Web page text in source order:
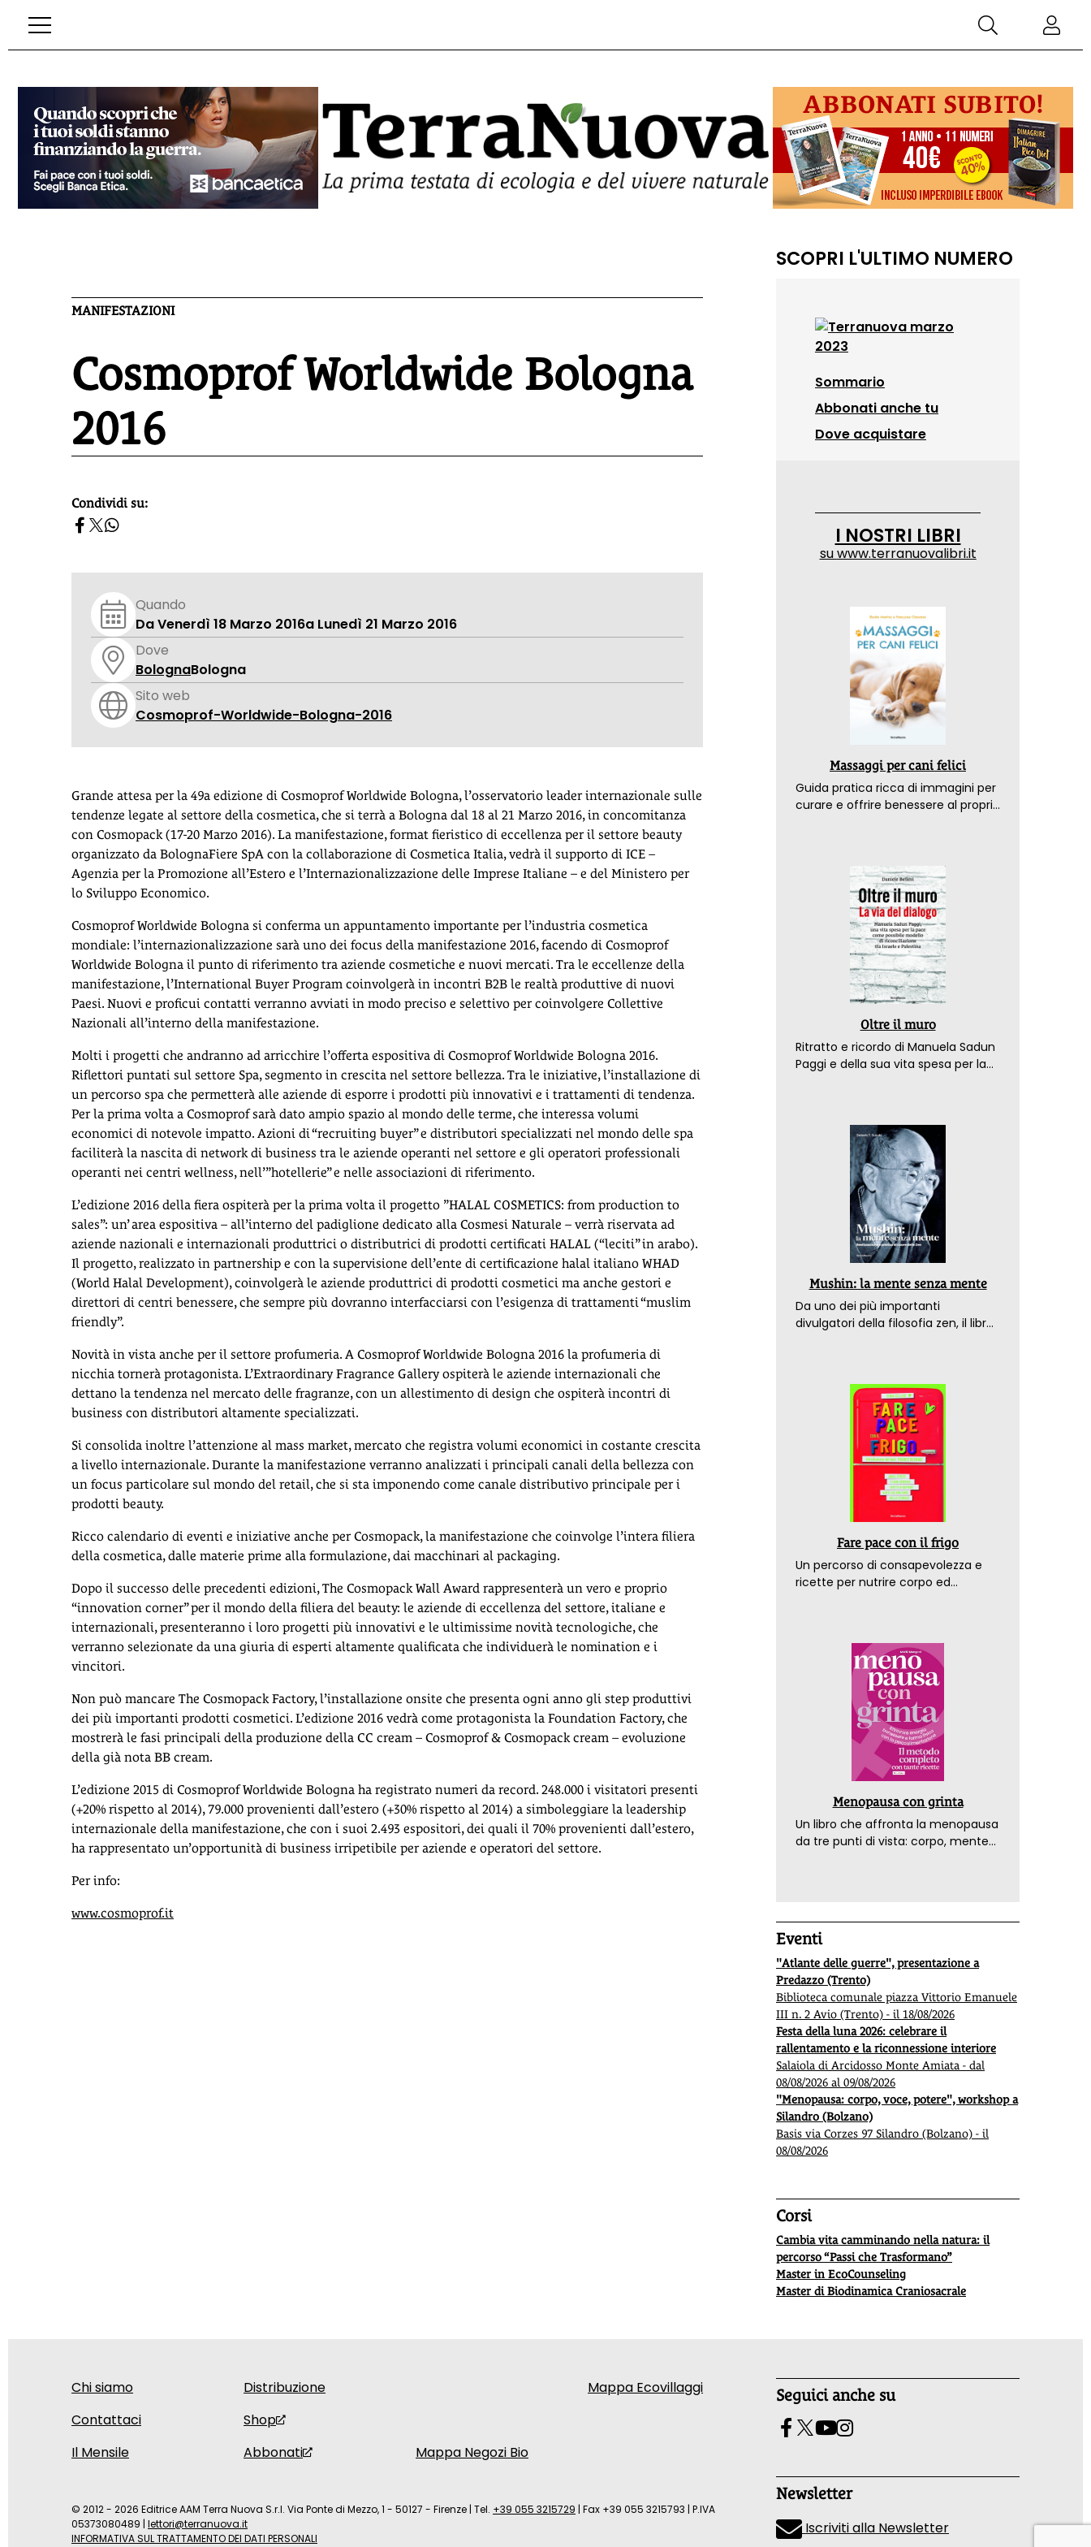
MANIFESTAZIONI
Cosmoprof Worldwide Bologna
2016
homepage h2
Condividi su:
Quando
Da Venerdì 18 Marzo 2016a Lunedì 21 Marzo 2016
Dove
BolognaBologna
Sito web
Cosmoprof-Worldwide-Bologna-2016
Grande attesa per la 49a edizione di Cosmoprof Worldwide Bologna, l’osservatorio leader internazionale sulle
tendenze legate al settore della cosmetica, che si terrà a Bologna dal 18 al 21 Marzo 2016, in concomitanza
con Cosmopack (17-20 Marzo 2016). La manifestazione, format fieristico di eccellenza per il settore beauty
organizzato da BolognaFiere SpA con la collaborazione di Cosmetica Italia, vedrà il supporto di ICE –
Agenzia per la Promozione all’Estero e l’Internazionalizzazione delle Imprese Italiane – e del Ministero per
lo Sviluppo Economico.
Cosmoprof Worldwide Bologna si conferma un appuntamento importante per l’industria cosmetica
mondiale: l’internazionalizzazione sarà uno dei focus della manifestazione 2016, facendo di Cosmoprof
Worldwide Bologna il punto di riferimento tra aziende cosmetiche e nuovi mercati. Tra le eccellenze della
manifestazione, l’International Buyer Program coinvolgerà in incontri B2B le realtà produttive di nuovi
Paesi. Nuovi e proficui contatti verranno avviati in modo preciso e selettivo per coinvolgere Collettive
Nazionali all’interno della manifestazione.
Molti i progetti che andranno ad arricchire l’offerta espositiva di Cosmoprof Worldwide Bologna 2016.
Riflettori puntati sul settore Spa, segmento in crescita nel settore bellezza. Tra le iniziative, l’installazione di
un percorso spa che permetterà alle aziende di esporre i prodotti più innovativi e i trattamenti di tendenza.
Per la prima volta a Cosmoprof sarà dato ampio spazio al mondo delle terme, che interessa volumi
economici di notevole impatto. Azioni di “recruiting buyer” e distributori specializzati nel mondo delle spa
faciliterà la nascita di network di business tra le aziende operanti nel settore e gli operatori professionali
operanti nei centri wellness, nell’”hotellerie” e nelle associazioni di riferimento.
L’edizione 2016 della fiera ospiterà per la prima volta il progetto ”HALAL COSMETICS: from production to
sales”: un’ area espositiva – all’interno del padiglione dedicato alla Cosmesi Naturale – verrà riservata ad
aziende nazionali e internazionali produttrici o distributrici di prodotti certificati HALAL (“leciti” in arabo).
Il progetto, realizzato in partnership e con la supervisione dell’ente di certificazione halal italiano WHAD
(World Halal Development), coinvolgerà le aziende produttrici di prodotti cosmetici ma anche gestori e
direttori di centri benessere, che sempre più dovranno interfacciarsi con l’esigenza di trattamenti “muslim
friendly”.
Novità in vista anche per il settore profumeria. A Cosmoprof Worldwide Bologna 2016 la profumeria di
nicchia tornerà protagonista. L’Extraordinary Fragrance Gallery ospiterà le aziende internazionali che
dettano la tendenza nel mercato delle fragranze, con un allestimento di design che ospiterà incontri di
business con distributori altamente specializzati.
Si consolida inoltre l’attenzione al mass market, mercato che registra volumi economici in costante crescita
a livello internazionale. Durante la manifestazione verranno analizzati i principali canali della bellezza con
un focus particolare sul mondo del retail, che si sta imponendo come canale distributivo principale per i
prodotti beauty.
Ricco calendario di eventi e iniziative anche per Cosmopack, la manifestazione che coinvolge l’intera filiera
della cosmetica, dalle materie prime alla formulazione, dai macchinari al packaging.
Dopo il successo delle precedenti edizioni, The Cosmopack Wall Award rappresenterà un vero e proprio
“innovation corner” per il mondo della filiera del beauty: le aziende di eccellenza del settore, italiane e
internazionali, presenteranno i loro progetti più innovativi e le ultimissime novità tecnologiche, che
verranno selezionate da una giuria di esperti altamente qualificata che individuerà le nomination e i
vincitori.
Non può mancare The Cosmopack Factory, l’installazione onsite che presenta ogni anno gli step produttivi
dei più importanti prodotti cosmetici. L’edizione 2016 vedrà come protagonista la Foundation Factory, che
mostrerà le fasi principali della produzione della CC cream – Cosmoprof & Cosmopack cream – evoluzione
della già nota BB cream.
L’edizione 2015 di Cosmoprof Worldwide Bologna ha registrato numeri da record. 248.000 i visitatori presenti
(+20% rispetto al 2014), 79.000 provenienti dall’estero (+30% rispetto al 2014) a simboleggiare la leadership
internazionale della manifestazione, che con i suoi 2.493 espositori, dei quali il 70% provenienti dall’estero,
ha rappresentato un’opportunità di business irripetibile per aziende e operatori del settore.
Per info:
www.cosmoprof.it
SCOPRI L'ULTIMO NUMERO
Sommario
Abbonati anche tu
Dove acquistare
I NOSTRI LIBRI
suwww.terranuovalibri.it
Massaggi per cani felici
Guida pratica ricca di immagini per
curare e offrire benessere al proprio
Oltre il muro
Ritratto e ricordo di Manuela Sadun
Paggi e della sua vita spesa per la
Mushin: la mente senza mente
Da uno dei più importanti
divulgatori della filosofia zen, il libro
Fare pace con il frigo
Un percorso di consapevolezza e
ricette per nutrire corpo ed
Menopausa con grinta
Un libro che affronta la menopausa
da tre punti di vista: corpo, mente
Eventi
"Atlante delle guerre", presentazione a
Predazzo (Trento)
Biblioteca comunale piazza Vittorio Emanuele
III n. 2 Avio (Trento) - il 18/08/2026
Festa della luna 2026: celebrare il
rallentamento e la riconnessione interiore
Salaiola di Arcidosso Monte Amiata - dal
08/08/2026 al 09/08/2026
"Menopausa: corpo, voce, potere", workshop a
Silandro (Bolzano)
Basis via Corzes 97 Silandro (Bolzano) - il
08/08/2026
Corsi
Cambia vita camminando nella natura: il
percorso “Passi che Trasformano”
Master in EcoCounseling
Master di Biodinamica Craniosacrale
Chi siamo
Contattaci
Il Mensile
Distribuzione
Shop
Abbonati
Mappa Negozi Bio
Mappa Ecovillaggi Seguici anche su
Newsletter
Iscriviti alla Newsletter
© 2012 - 2026 Editrice AAM Terra Nuova S.r.l. Via Ponte di Mezzo, 1 - 50127 - Firenze | Tel. +39 055 3215729 | Fax +39 055 3215793 | P.IVA
05373080489 | lettori@terranuova.it
INFORMATIVA SUL TRATTAMENTO DEI DATI PERSONALI